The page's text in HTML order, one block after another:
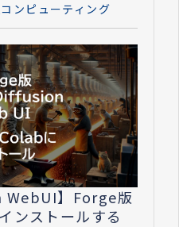
ンピューティング
WebUI】Forge版
ンストールする